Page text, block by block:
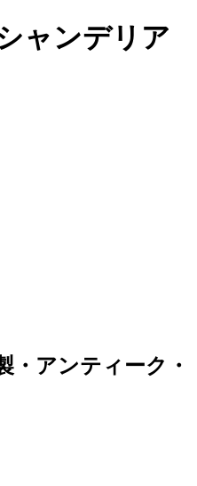
ャンデリア
・アンティーク・